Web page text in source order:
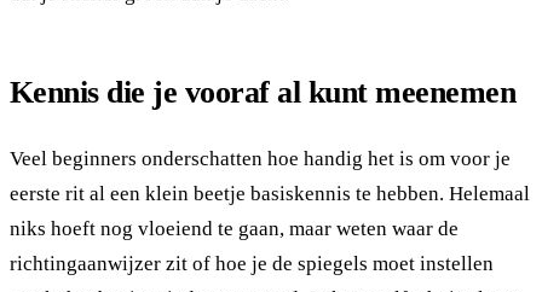
Kennis die je vooraf al kunt meenemen
Veel beginners onderschatten hoe handig het is om voor je
eerste rit al een klein beetje basiskennis te hebben. Helemaal
niks hoeft nog vloeiend te gaan, maar weten waar de
richtingaanwijzer zit of hoe je de spiegels moet instellen